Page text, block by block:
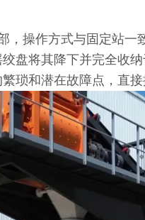
，操作方式与固定站
盘将其降下并完全收
琐和潜在故障点，直接